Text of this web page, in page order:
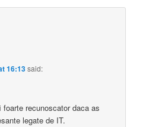
16:13said:
recunoscator daca as
legate de IT.